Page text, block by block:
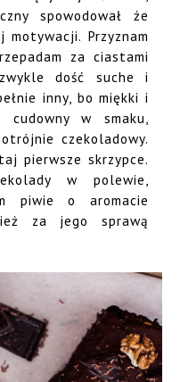
spowodował że
motywacji. Przyznam
za ciastami
dość suche i
inny, bo miękki i
w smaku,
czekoladowy.
pierwsze skrzypce.
w polewie,
piwie o aromacie
za jego sprawą